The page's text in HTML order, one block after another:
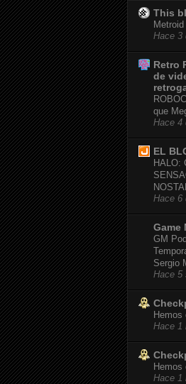
This
Hace 3
Retro
de
que
Hace 4
EL
HALO:
Hace 6
Game
GM
Sergio
Hace 5
Hemos
Hace 1
Hemos
Hace 1